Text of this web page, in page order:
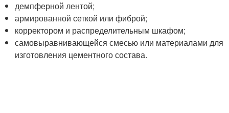
демпферной лентой;
армированной сеткой или фиброй;
корректором и распределительным шкафом;
самовыравнивающейся смесью или материалами для
изготовления цементного состава.